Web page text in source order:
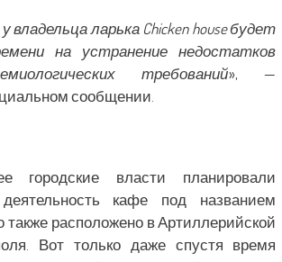
владельца ларька Chicken house будет
на устранение недостатков
требований», —
сообщении.
городские власти планировали
деятельность кафе под названием
расположено в Артиллерийской
Вот только даже спустя время